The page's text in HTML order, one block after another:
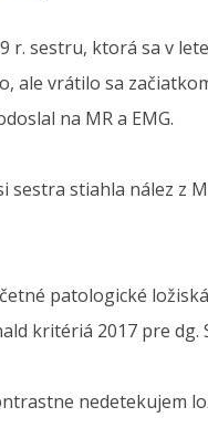
r. sestru, ktorá sa v
ale vrátilo sa
na MR a EMG.
sestra stiahla nález z
patologické
kritériá 2017 pre dg.
nedetekujem